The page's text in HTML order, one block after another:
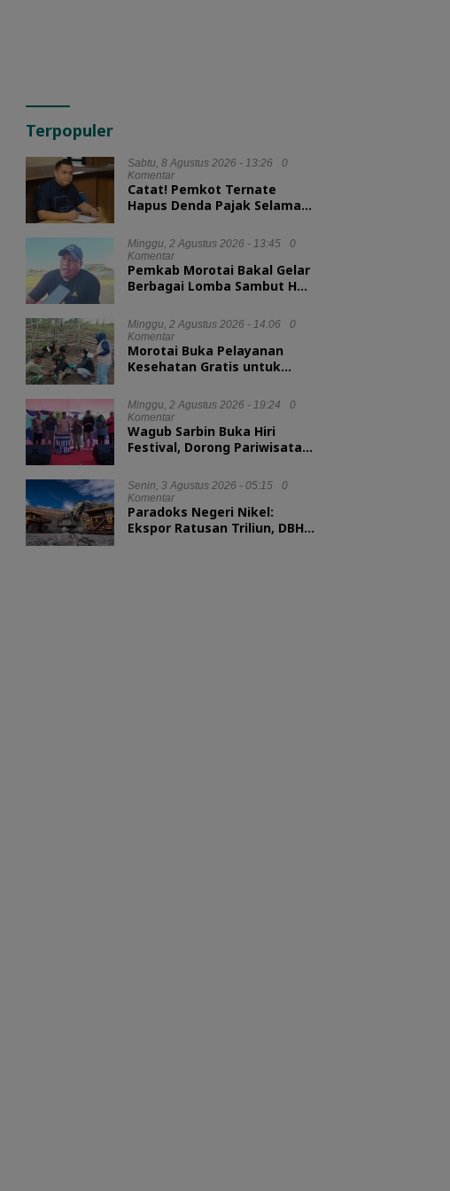
Terpopuler
Sabtu, 8 Agustus 2026 - 13:26
0
Komentar
Catat! Pemkot Ternate
Hapus Denda Pajak Selama
Minggu, 2 Agustus 2026 - 13:45
0
Komentar
Pemkab Morotai Bakal Gelar
Berbagai Lomba Sambut HUT
Minggu, 2 Agustus 2026 - 14:06
0
Komentar
Morotai Buka Pelayanan
Kesehatan Gratis untuk
Minggu, 2 Agustus 2026 - 19:24
0
Komentar
Wagub Sarbin Buka Hiri
Festival, Dorong Pariwisata
Senin, 3 Agustus 2026 - 05:15
0
Komentar
Paradoks Negeri Nikel:
Ekspor Ratusan Triliun, DBH